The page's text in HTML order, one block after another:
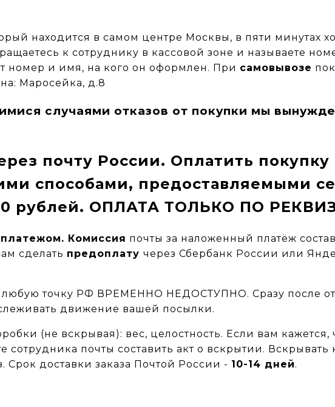
находится в самом центре Москвы, в пяти минутах
к сотруднику в кассовой зоне и называете
номер и имя, на кого он оформлен. При самовывозе
Маросейка, д.8
случаями отказов от покупки мы
почту России. Оплатить покупку
способами, предоставляемыми
рублей. ОПЛАТА ТОЛЬКО ПО
Комиссия почты за наложенный платёж
сделать предоплату через Сбербанк России или
любую точку РФ ВРЕМЕННО НЕДОСТУПНО. Сразу после
движение вашей посылки.
(не вскрывая): вес, целостность. Если вам кажется,
почты составить акт о вскрытии. Вскрывать
Срок доставки заказа Почтой России - 10-14 дней.